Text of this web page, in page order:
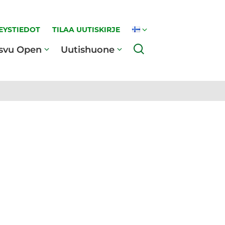
TILAA UUTISKIRJE
Open Uutishuone